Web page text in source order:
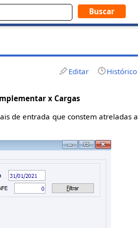
Editar Histórico
x Cargas
de entrada que constem atreladas a